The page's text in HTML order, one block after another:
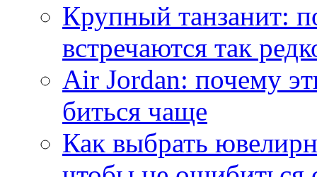
Крупный танзанит:
встречаются так
Air Jordan: почему
биться чаще
Как выбрать